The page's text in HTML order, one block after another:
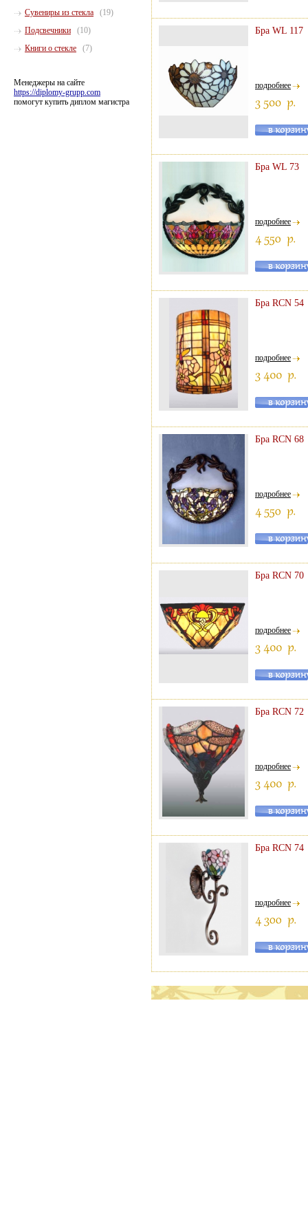
Бра WL 117
подробнее
Бра WL 73
подробнее
Бра RCN 54
подробнее
Бра RCN 68
подробнее
Бра RCN 70
подробнее
Бра RCN 72
подробнее
Бра RCN 74
подробнее
Сувениры из стекла
(19)
Подсвечники
(10)
Книги о стекле
(7)
Менеджеры на сайте
https://diplomy-grupp.com
помогут купить диплом магистра